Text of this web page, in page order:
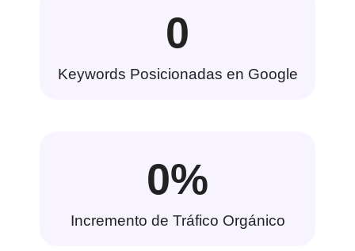
Keywords Posicionadas en Google
0
Incremento de Tráfico Orgánico
0%